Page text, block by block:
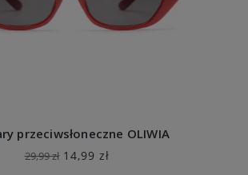
przeciwsłoneczne OLIWIA
14,99 zł
29,99 zł